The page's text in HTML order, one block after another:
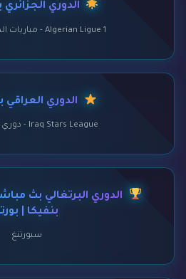
الدوري
Algerian Ligue 1 - مباريات الدوري الجزائري
الدوري
Iraq Stars League - دوري نجوم العراق
بنفيكا |
سبورتنغ